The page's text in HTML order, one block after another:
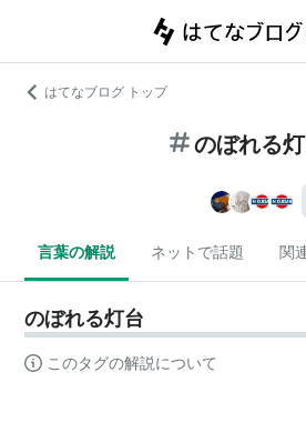
はてなブログ トップ
のぼれる
言葉の解説 ネットで話題 関
のぼれる灯台
このタグの解説について